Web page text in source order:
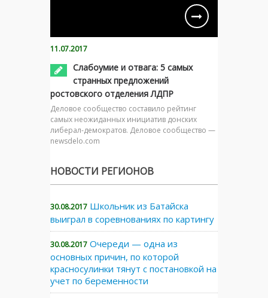
11.07.2017
Слабоумие и отвага: 5 самых
странных предложений
ростовского отделения ЛДПР
Деловое сообщество составило рейтинг
самых неожиданных инициатив донских
либерал-демократов. Деловое сообщество —
newsdelo.com
НОВОСТИ РЕГИОНОВ
30.08.2017 Школьник из Батайска
выиграл в соревнованиях по картингу
30.08.2017 Очереди — одна из
основных причин, по которой
красносулинки тянут с постановкой на
учет по беременности